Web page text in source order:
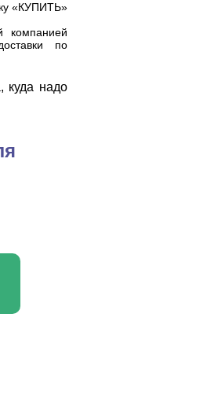
«КУПИТЬ»
компанией
по
куда надо